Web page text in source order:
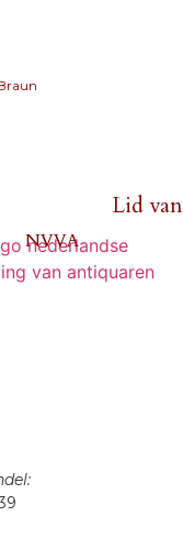
Lid van
NVVA